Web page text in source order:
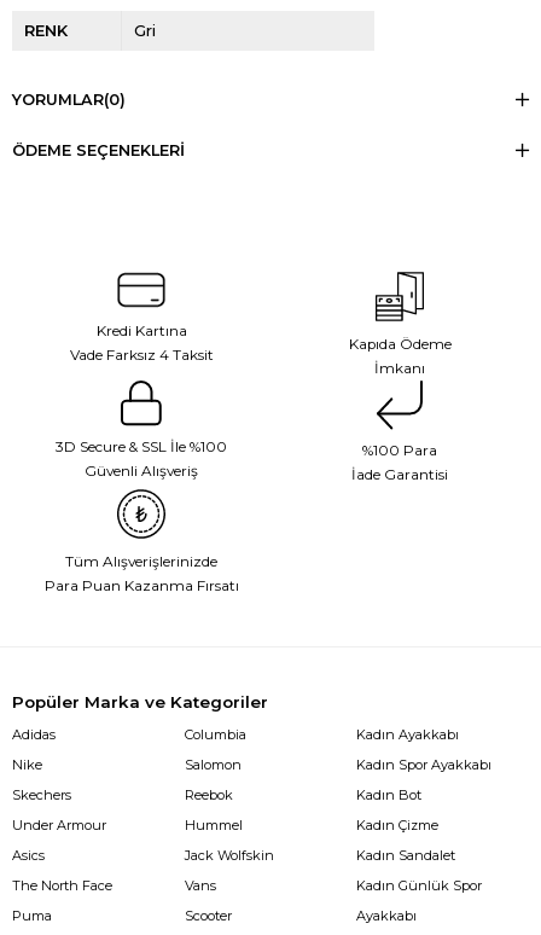
RENK Gri
YORUMLAR(0)
ÖDEME SEÇENEKLERI
Kredi Kartına
Vade Farksız 4 Taksit
Kapıda Ödeme
İmkanı
3D Secure & SSL İle %100
Güvenli Alışveriş
%100 Para
İade Garantisi
Tüm Alışverişlerinizde
Para Puan Kazanma Fırsatı
Popüler Marka ve Kategoriler
Adidas
Nike
Skechers
Under Armour
Asics
The North Face
Puma
Columbia
Salomon
Reebok
Hummel
Jack Wolfskin
Vans
Scooter
Kadın Ayakkabı
Kadın Spor Ayakkabı
Kadın Bot
Kadın Çizme
Kadın Sandalet
Kadın Günlük Spor
Ayakkabı